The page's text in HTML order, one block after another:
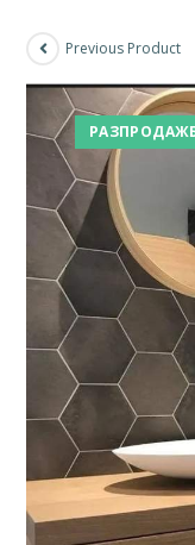
Previous Product